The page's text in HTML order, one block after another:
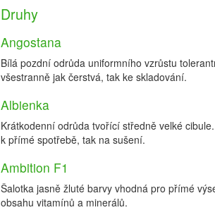
Druhy
Angostana
Bílá pozdní odrůda uniformního vzrůstu
všestranně jak čerstvá, tak ke skladování.
Albienka
Krátkodenní odrůda tvořící středně velké
k přímé spotřebě, tak na sušení.
Ambition F1
Šalotka jasně žluté barvy vhodná pro přímé
obsahu vitamínů a minerálů.